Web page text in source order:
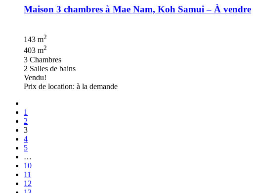
Maison 3 chambres à Mae Nam, Koh Samui – À vendre
143 m2
403 m2
3 Chambres
2 Salles de bains
Vendu!
Prix de location: à la demande
1
2
3
4
5
…
10
11
12